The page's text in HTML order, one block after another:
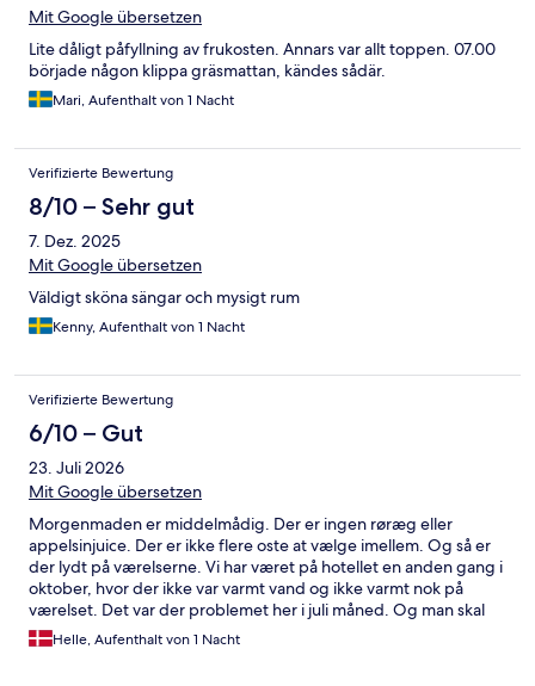
Mit Google übersetzen
Lite dåligt påfyllning av frukosten. Annars var allt toppen. 07.00
började någon klippa gräsmattan, kändes sådär.
Mari, Aufenthalt von 1 Nacht
Verifizierte Bewertung
8/10 – Sehr gut
7. Dez. 2025
Mit Google übersetzen
Väldigt sköna sängar och mysigt rum
Kenny, Aufenthalt von 1 Nacht
Verifizierte Bewertung
6/10 – Gut
23. Juli 2026
Mit Google übersetzen
Morgenmaden er middelmådig. Der er ingen røræg eller
appelsinjuice. Der er ikke flere oste at vælge imellem. Og så er
der lydt på værelserne. Vi har været på hotellet en anden gang i
oktober, hvor der ikke var varmt vand og ikke varmt nok på
værelset. Det var der problemet her i juli måned. Og man skal
være forberedt på trapper. Der er ingen elevator.
Helle, Aufenthalt von 1 Nacht